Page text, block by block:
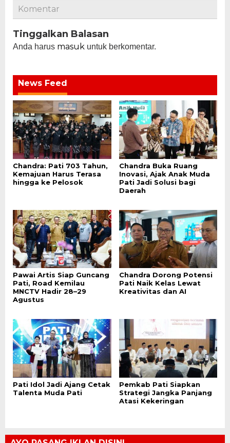
Komentar
Tinggalkan Balasan
Anda harus masuk untuk berkomentar.
News Feed
Chandra: Pati 703 Tahun,
Kemajuan Harus Terasa
hingga ke Pelosok
Chandra Buka Ruang
Inovasi, Ajak Anak Muda
Pati Jadi Solusi bagi
Daerah
Pawai Artis Siap Guncang
Pati, Road Kemilau
MNCTV Hadir 28–29
Agustus
Chandra Dorong Potensi
Pati Naik Kelas Lewat
Kreativitas dan AI
Pati Idol Jadi Ajang Cetak
Talenta Muda Pati
Pemkab Pati Siapkan
Strategi Jangka Panjang
Atasi Kekeringan